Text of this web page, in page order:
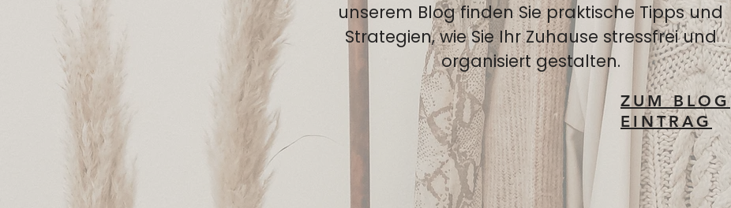
unserem Blog finden Sie praktische Tipps und
Strategien, wie Sie Ihr Zuhause stressfrei und
organisiert gestalten.
ZUM BLOG
EINTRAG